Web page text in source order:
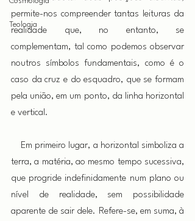
Teologia
permite-nos compreender tantas leituras da
realidade que, no entanto, se
complementam, tal como podemos observar
noutros símbolos fundamentais, como é o
caso da cruz e do esquadro, que se formam
pela união, em um ponto, da linha horizontal
e vertical.
Em primeiro lugar, a horizontal simboliza a
terra, a matéria, ao mesmo tempo sucessiva,
que progride indefinidamente num plano ou
nível de realidade, sem possibilidade
aparente de sair dele. Refere-se, em suma, à